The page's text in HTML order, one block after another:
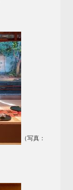
（写真：